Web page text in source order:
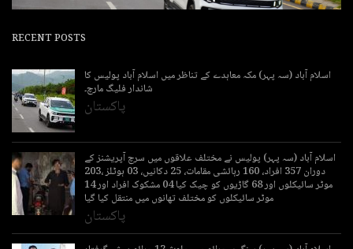
RECENT POSTS
اسلام آباد (سہ پہر) مکہ معاہدے کے تناظر میں اسلام آباد پولیس کا
شاندار فلیگ مارچ۔
پاکستان
اسلام آباد (سہ پہر) پولیس نے مختلف علاقوں میں سرچ آپریشنز کے
دوران 357 افراد، 160 رہائشی مقامات، 25 دکانیں، 03 ہوٹلز ،203
موٹر سائیکلوں اور 68 گاڑیوں کو چیک کیا 04 مشکوک افراد اور 14
موٹر سائیکلوں کو مختلف تھانوں میں منتقل کیا گیا
پاکستان